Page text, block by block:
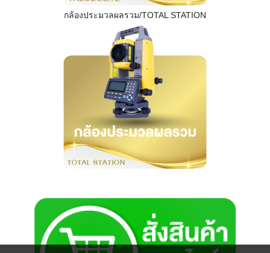
กล้องประมวลผลรวม/TOTAL STATION